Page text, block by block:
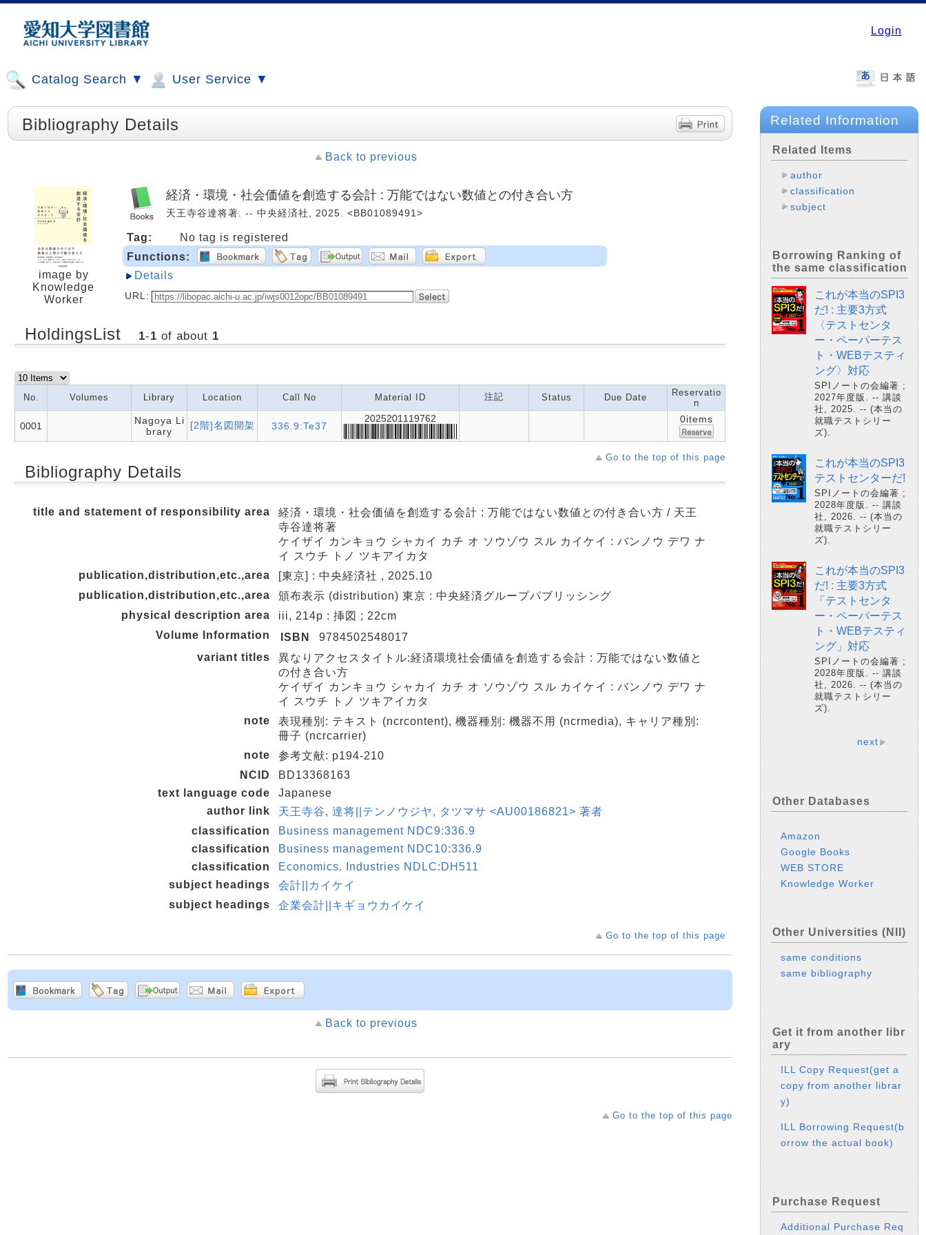
Login
Catalog Search ▼ User Service ▼
Bibliography Details
Back to previous
image by
Knowledge
Worker
経済・環境・社会価値を創造する会計 : 万能ではない数値との付き合い方
天王寺谷達将著. -- 中央経済社, 2025. <BB01089491>
Tag:
No tag is registered
Functions:
Details
URL:
HoldingsList 1-1 of about 1
No. Volumes Library Location Call No Material ID 注記 Status Due Date
Reservatio
n
0001
Nagoya Li
brary
[2階]名図開架 336.9:Te37
2025201119762 0items
Go to the top of this page
Bibliography Details
title and statement of responsibility area
経済・環境・社会価値を創造する会計 : 万能ではない数値との付き合い方 / 天王
寺谷達将著
ケイザイ カンキョウ シャカイ カチ オ ソウゾウ スル カイケイ : バンノウ デワ ナ
イ スウチ トノ ツキアイカタ
publication,distribution,etc.,area
[東京] : 中央経済社 , 2025.10
publication,distribution,etc.,area
頒布表示 (distribution) 東京 : 中央経済グループパブリッシング
physical description area
iii, 214p : 挿図 ; 22cm
Volume Information
ISBN
9784502548017
variant titles
異なりアクセスタイトル:経済環境社会価値を創造する会計 : 万能ではない数値と
の付き合い方
ケイザイ カンキョウ シャカイ カチ オ ソウゾウ スル カイケイ : バンノウ デワ ナ
イ スウチ トノ ツキアイカタ
note
表現種別: テキスト (ncrcontent), 機器種別: 機器不用 (ncrmedia), キャリア種別:
冊子 (ncrcarrier)
note
参考文献: p194-210
NCID
BD13368163
text language code
Japanese
author link
天王寺谷, 達将||テンノウジヤ, タツマサ <AU00186821> 著者
classification
Business management NDC9:336.9
classification
Business management NDC10:336.9
classification
Economics. Industries NDLC:DH511
subject headings
会計||カイケイ
subject headings
企業会計||キギョウカイケイ
Go to the top of this page
Back to previous
Go to the top of this page
Related Information
Related Items
author
classification
subject
Borrowing Ranking of
the same classification
これが本当のSPI3
だ! : 主要3方式
〈テストセンタ
ー・ペーパーテス
ト・WEBテスティ
ング〉対応
SPIノートの会編著 ;
2027年度版. -- 講談
社, 2025. -- (本当の
就職テストシリー
ズ).
これが本当のSPI3
テストセンターだ!
SPIノートの会編著 ;
2028年度版. -- 講談
社, 2026. -- (本当の
就職テストシリー
ズ).
これが本当のSPI3
だ! : 主要3方式
「テストセンタ
ー・ペーパーテス
ト・WEBテスティ
ング」対応
SPIノートの会編著 ;
2028年度版. -- 講談
社, 2026. -- (本当の
就職テストシリー
ズ).
next
Other Databases
Amazon
Google Books
WEB STORE
Knowledge Worker
Other Universities (NII)
same conditions
same bibliography
Get it from another libr
ary
ILL Copy Request(get a
copy from another librar
y)
ILL Borrowing Request(b
orrow the actual book)
Purchase Request
Additional Purchase Req